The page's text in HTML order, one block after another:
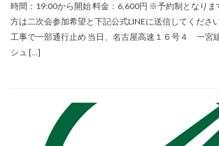
時間：19:00から開始 料金：6,600円 ※予約制となりま
方は二次会参加希望と下記公式LINEに送信してくださ
工事で一部通行止め 当日、名古屋高速１６号４ 一宮
シュ […]